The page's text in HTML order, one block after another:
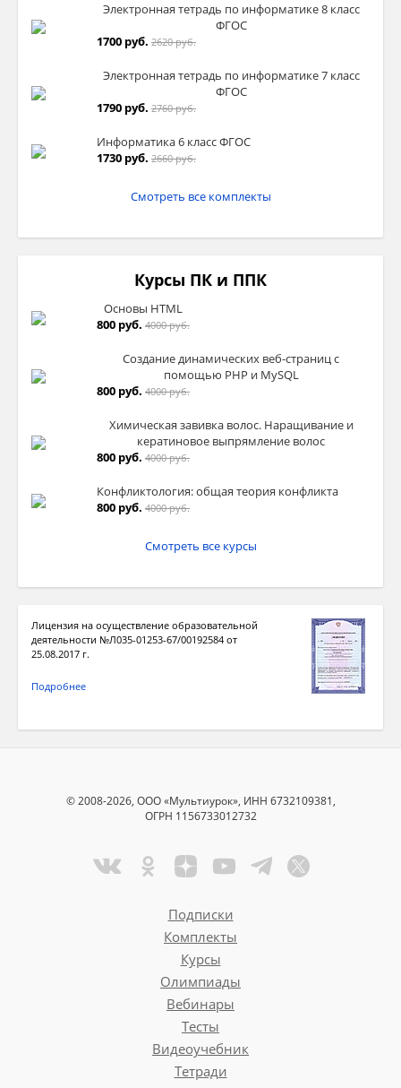
Электронная тетрадь по информатике 8 класс
ФГОС
1700 руб. 2620 руб.
Электронная тетрадь по информатике 7 класс
ФГОС
1790 руб. 2760 руб.
Информатика 6 класс ФГОС
1730 руб. 2660 руб.
Смотреть все комплекты
Курсы ПК и ППК
Основы HTML
800 руб. 4000 руб.
Создание динамических веб-страниц с
помощью PHP и MySQL
800 руб. 4000 руб.
Химическая завивка волос. Наращивание и
кератиновое выпрямление волос
800 руб. 4000 руб.
Конфликтология: общая теория конфликта
800 руб. 4000 руб.
Смотреть все курсы
Лицензия на осуществление образовательной
деятельности №Л035-01253-67/00192584 от
25.08.2017 г.
Подробнее
© 2008-2026, ООО «Мультиурок», ИНН 6732109381,
ОГРН 1156733012732
Подписки
Комплекты
Курсы
Олимпиады
Вебинары
Тесты
Видеоучебник
Тетради